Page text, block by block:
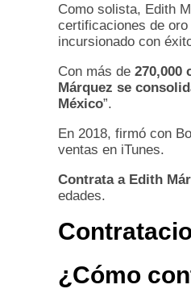
Como solista, Edith
certificaciones de
incursionado con
Con más de 270,000
Márquez se
México”.
En 2018, firmó con
ventas en iTunes.
Contrata a Edith
edades.
¿Cómo